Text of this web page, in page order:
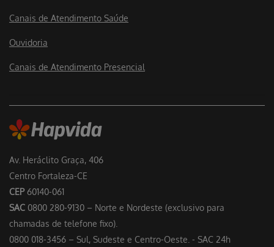
Av. Heráclito Graça, 406
Centro Fortaleza-CE
CEP60140-061
SAC 0800 280-9130 – Norte e Nordeste (exclusivo para
chamadas de telefone fixo).
0800 018-3456 – Sul, Sudeste e Centro-Oeste. - SAC 24h
Canais de Atendimento Saúde
Ouvidoria
Canais de Atendimento Presencial